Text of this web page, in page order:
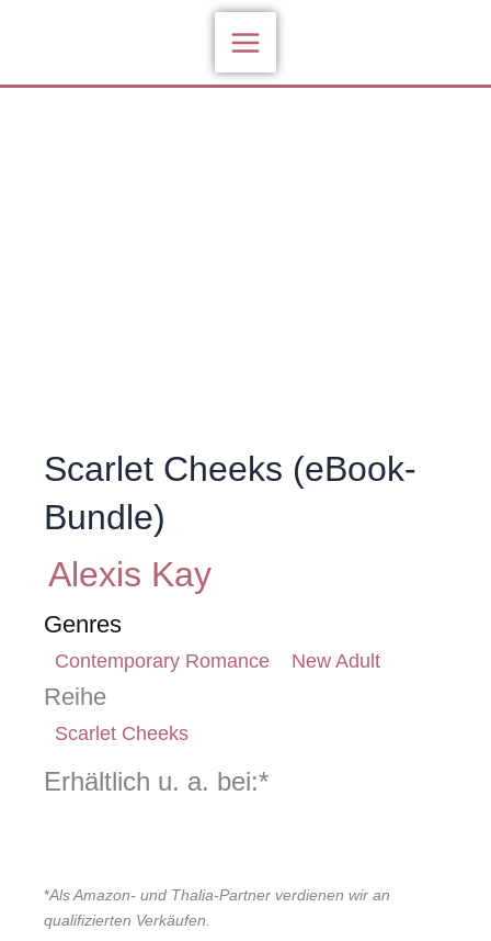
Scarlet Cheeks (eBook-
Bundle)
Alexis Kay
Genres
Contemporary Romance New Adult
Reihe
Scarlet Cheeks
Erhältlich u. a. bei:*
*Als Amazon- und Thalia-Partner verdienen wir an
qualifizierten Verkäufen.